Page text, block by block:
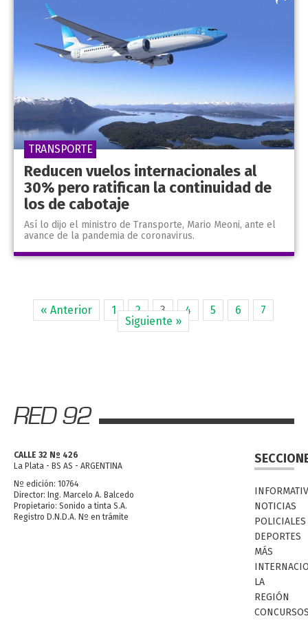
Reducen vuelos internacionales al
30% pero ratifican la continuidad de
los de cabotaje
Así lo dijo el ministro de Transporte, Mario Meoni, ante el
avance de la pandemia de coronavirus.
TRANSPORTE
« Anterior 1 2 3 4 5 6
7
Siguiente »
CALLE 32 Nº 426
La Plata - BS AS - ARGENTINA
Nº edición: 10764
Director: Ing. Marcelo A. Balcedo
Propietario: Sonido a tinta S.A.
Registro D.N.D.A. Nº en trámite
NOTICIAS
POLICIALES
DEPORTES
MÁS
LA
REGIÓN